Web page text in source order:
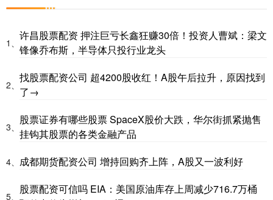
1、
许昌股票配资 押注巨亏长鑫狂赚30倍！投资人曹斌：梁文
锋像乔布斯，半导体只投行业龙头
2、
找股票配资公司 超4200股收红！A股午后拉升，原因找到
了→
3、
股票证券有哪些股票 SpaceX股价大跌，华尔街抓紧抛售
挂钩其股票的各类金融产品
4、 成都期货配资公司 增持回购齐上阵，A股又一波利好
5、
股票配资可信吗 EIA：美国原油库存上周减少716.7万桶